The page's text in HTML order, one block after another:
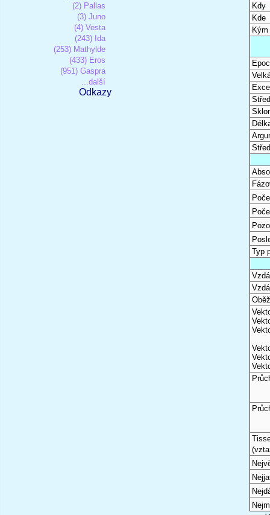
(2) Pallas
(3) Juno
(4) Vesta
(243) Ida
(253) Mathylde
(433) Eros
(951) Gaspra
...další
Odkazy
Kdy
Kde
Kým
Typ